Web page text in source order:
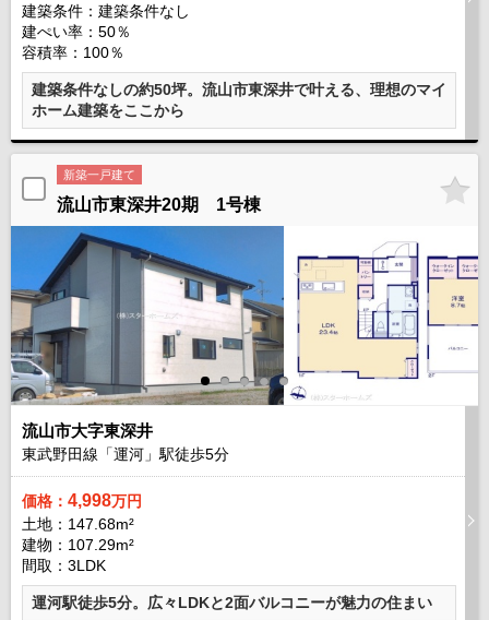
建築条件： 建築条件なし
建ぺい率：50％
容積率：100％
建築条件なしの約50坪。流山市東深井で叶える、理想のマイ
ホーム建築をここから
新築一戸建て
流山市東深井20期 1号棟
流山市大字東深井
東武野田線「運河」駅徒歩5分
価格： 4,998万円
土地：147.68m²
建物：107.29m²
間取：3LDK
運河駅徒歩5分。広々LDKと2面バルコニーが魅力の住まい